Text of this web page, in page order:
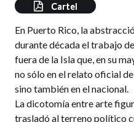
Cartel
En Puerto Rico, la
durante década el trabajo
fuera de la Isla que, en su
no sólo en el relato oficial
sino también en el nacional.
La dicotomía entre arte
trasladó al terreno político